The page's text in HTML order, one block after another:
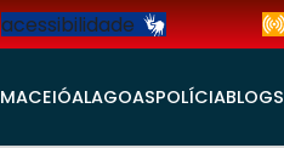
acessibilidade
MACEIÓALAGOASPOLÍCIABLOGS